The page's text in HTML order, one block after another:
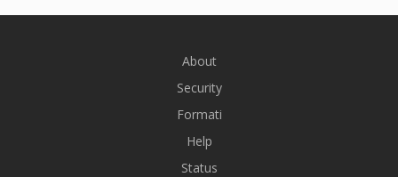
About
Security
Formati
Help
Status